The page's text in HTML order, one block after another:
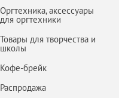
Оргтехника, аксессуары
для оргтехники
Товары для творчества и
школы
Кофе-брейк
Распродажа